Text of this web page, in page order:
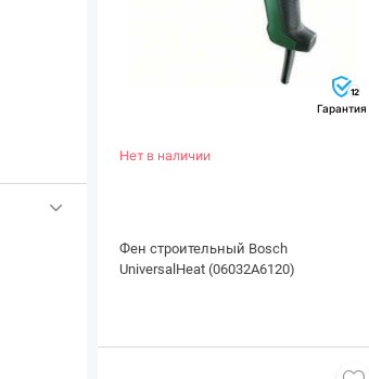
12
Гарантия
Нет в наличии
Фен строительный Bosch
UniversalHeat (06032A6120)